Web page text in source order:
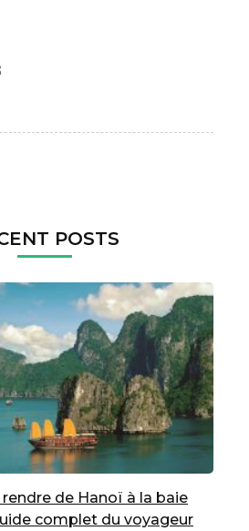
POSTS
de Hanoï à la baie
complet du voyageur